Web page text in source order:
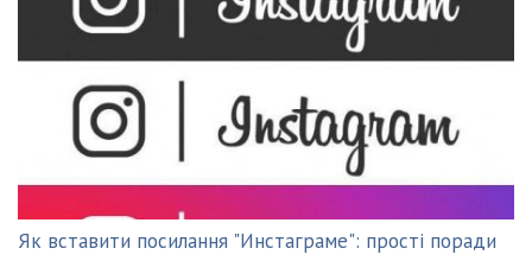
Як вставити посилання "Инстаграме": прості поради